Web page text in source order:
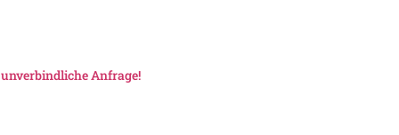
unverbindliche Anfrage!